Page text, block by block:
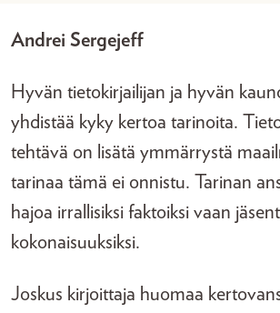
Andrei Sergejeff
Hyvän tietokirjailijan ja hyvän
yhdistää kyky kertoa tarinoita.
tehtävä on lisätä ymmärrystä
tarinaa tämä ei onnistu. Tarinan
hajoa irrallisiksi faktoiksi vaan
kokonaisuuksiksi.
Joskus kirjoittaja huomaa